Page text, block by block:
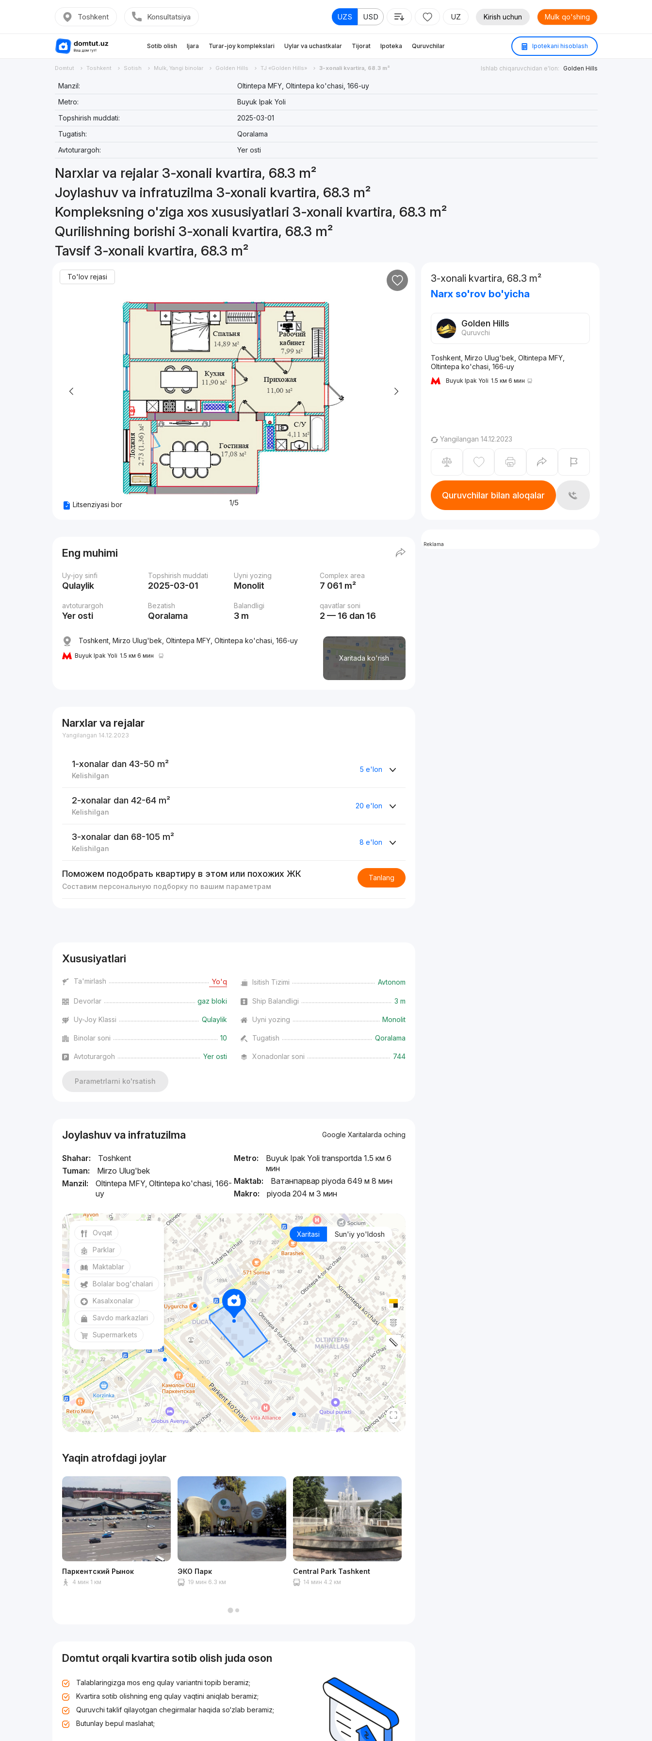
Toshkent Konsultatsiya UZS USD UZ Kirish uchun Mulk qo'shing
Sotib olish Ijara Turar-joy komplekslari Uylar va uchastkalar Tijorat Ipoteka Quruvchilar Ipotekani hisoblash
Domtut Toshkent Sotish Mulk, Yangi binolar Golden Hills TJ «Golden Hills» 3-xonali kvartira, 68.3 m² Ishlab chiqaruvchidan e'lon: Golden Hills
Manzil:
Oltintepa MFY, Oltintepa ko'chasi, 166-uy
Metro:
Buyuk Ipak Yoli
Topshirish muddati:
2025-03-01
Tugatish:
Qoralama
Avtoturargoh:
Yer osti
Narxlar va rejalar 3-xonali kvartira, 68.3 m²
Joylashuv va infratuzilma 3-xonali kvartira, 68.3 m²
Kompleksning o'ziga xos xususiyatlari 3-xonali kvartira, 68.3 m²
Qurilishning borishi 3-xonali kvartira, 68.3 m²
Tavsif 3-xonali kvartira, 68.3 m²
To'lov rejasi
1/5
Litsenziyasi bor
Eng muhimi
Uy-joy sinfi
Qulaylik
Topshirish muddati
2025-03-01
Uyni yozing
Monolit
Complex area
7 061 m²
avtoturargoh
Yer osti
Bezatish
Qoralama
Balandligi
3 m
qavatlar soni
2 — 16 dan 16
Xaritada ko'rish
Toshkent, Mirzo Ulug'bek, Oltintepa MFY, Oltintepa ko'chasi, 166-uy
Buyuk Ipak Yoli 1.5 км 6 мин
Narxlar va rejalar
Yangilangan 14.12.2023
1-xonalar dan 43-50 m²
Kelishilgan
5 e'lon
2-xonalar dan 42-64 m²
Kelishilgan
20 e'lon
3-xonalar dan 68-105 m²
Kelishilgan
8 e'lon
Поможем подобрать квартиру в этом или похожих ЖК
Составим персональную подборку по вашим параметрам
Tanlang
Xususiyatlari
Ta'mirlash Yo'q Isitish Tizimi Avtonom
Devorlar gaz bloki Ship Balandligi 3 m
Uy-Joy Klassi Qulaylik Uyni yozing Monolit
Binolar soni 10 Tugatish Qoralama
Avtoturargoh Yer osti Xonadonlar soni 744
Parametrlarni ko'rsatish
Joylashuv va infratuzilma Google Xaritalarda oching
Shahar:
Toshkent
Tuman:
Mirzo Ulug'bek
Manzil:
Oltintepa MFY, Oltintepa ko'chasi, 166-
uy
Metro:
Buyuk Ipak Yoli transportda 1.5 км 6
мин
Maktab:
Ватанпарвар piyoda 649 м 8 мин
Makro:
piyoda 204 м 3 мин
Xaritasi Sun'iy yo'ldosh
Ovqat
Parklar
Maktablar
Bolalar bog'chalari
Kasalxonalar
Savdo markazlari
Supermarkets
Yaqin atrofdagi joylar
Паркентский Рынок
4 мин 1 км
ЭКО Парк
19 мин 6.3 км
Central Park Tashkent
14 мин 4.2 км
Domtut orqali kvartira sotib olish juda oson
Talablaringizga mos eng qulay variantni topib beramiz;
Kvartira sotib olishning eng qulay vaqtini aniqlab beramiz;
Quruvchi taklif qilayotgan chegirmalar haqida so‘zlab beramiz;
Butunlay bepul maslahat;
3-xonali kvartira, 68.3 m²
Narx so'rov bo'yicha
Golden Hills
Quruvchi
Toshkent, Mirzo Ulug'bek, Oltintepa MFY,
Oltintepa ko'chasi, 166-uy
Buyuk Ipak Yoli 1.5 км 6 мин
Yangilangan 14.12.2023
Quruvchilar bilan aloqalar
Reklama